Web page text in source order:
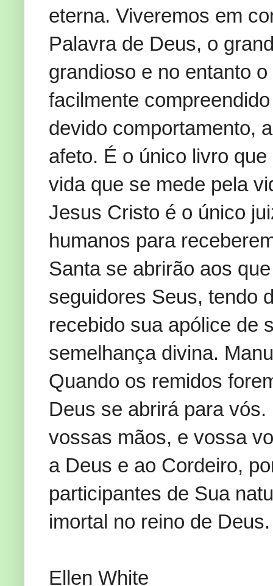
eterna. Viveremos em
Palavra de Deus, o
grandioso e no entanto
facilmente
devido comportamento,
afeto. É o único livro
vida que se mede pela
Jesus Cristo é o único
humanos para
Santa se abrirão aos
seguidores Seus, tendo
recebido sua apólice de
semelhança divina.
Quando os remidos
Deus se abrirá para
vossas mãos, e vossa
a Deus e ao Cordeiro,
participantes de Sua
imortal no reino de
Ellen White